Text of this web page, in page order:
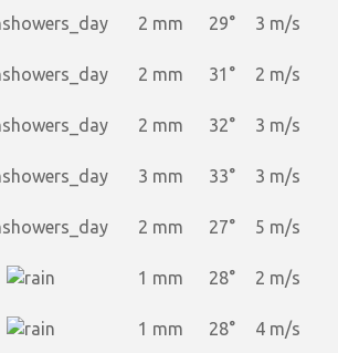
2 mm 29°
3 m/s
2 mm 31°
2 m/s
2 mm 32°
3 m/s
3 mm 33°
3 m/s
2 mm 27°
5 m/s
1 mm 28°
2 m/s
1 mm 28°
4 m/s